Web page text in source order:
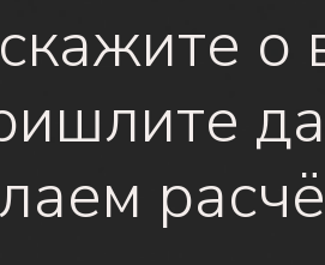
о